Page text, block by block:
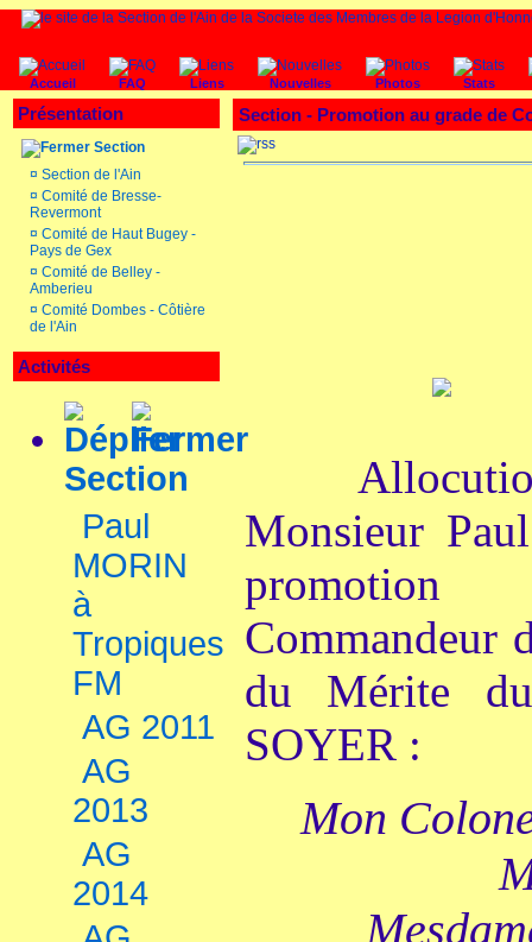
Accueil FAQ Liens Nouvelles Photos Stats
Présentation
Section
¤ Section de l'Ain
¤ Comité de Bresse-
Revermont
¤ Comité de Haut Bugey -
Pays de Gex
¤ Comité de Belley -
Amberieu
¤ Comité Dombes - Côtière
de l'Ain
Activités
Section
Paul
MORIN
à
Tropiques
FM
AG 2011
AG
2013
AG
2014
Section - Promotion au grade de
Monsieur
Commandeur
du Mérite du
SOYER :
Mon